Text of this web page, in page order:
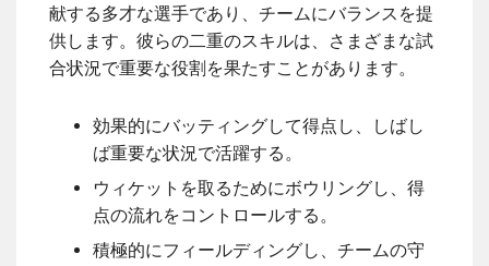
献する多才な選手であり、チームにバランスを提
供します。彼らの二重のスキルは、さまざまな試
合状況で重要な役割を果たすことがあります。
効果的にバッティングして得点し、しばし
ば重要な状況で活躍する。
ウィケットを取るためにボウリングし、得
点の流れをコントロールする。
積極的にフィールディングし、チームの守